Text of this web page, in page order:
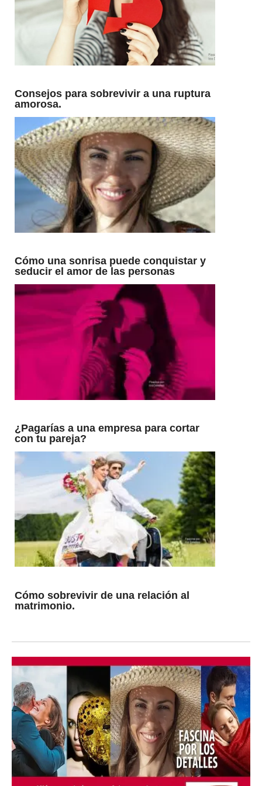
Consejos para sobrevivir a una ruptura
amorosa.
Cómo una sonrisa puede conquistar y
seducir el amor de las personas
¿Pagarías a una empresa para cortar
con tu pareja?
Cómo sobrevivir de una relación al
matrimonio.